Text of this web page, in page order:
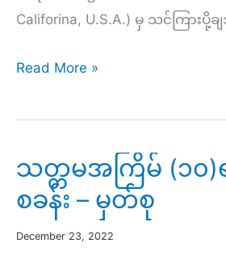
Califorina, U.S.A.) မှ သင်ကြားပို့
တဏှာ
ထွေး
ရှင်း
ရေး
တရား
Read More »
သတ္တမအကြိမ် (၁၀
စခန်း – မှတ်စု
December 23, 2022